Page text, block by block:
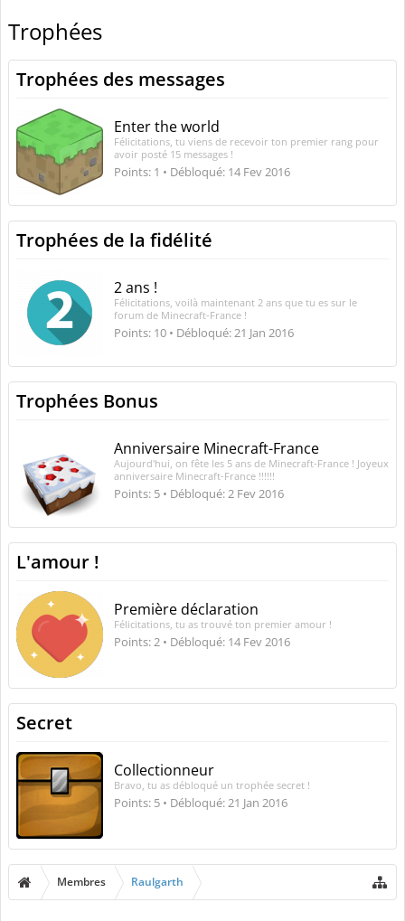
Trophées
Trophées des messages
Enter the world
Félicitations, tu viens de recevoir ton premier rang pour
avoir posté 15 messages !
Points: 1 Débloqué: 14 Fev 2016
Trophées de la fidélité
2 ans !
Félicitations, voilà maintenant 2 ans que tu es sur le
forum de Minecraft-France !
Points: 10 Débloqué:21 Jan 2016
Trophées Bonus
Anniversaire Minecraft-France
Aujourd'hui, on fête les 5 ans de Minecraft-France ! Joyeux
anniversaire Minecraft-France !!!!!!
Points: 5 Débloqué:2 Fev 2016
L'amour !
Première déclaration
Félicitations, tu as trouvé ton premier amour !
Points: 2 Débloqué: 14 Fev 2016
Secret
Collectionneur
Bravo, tu as débloqué un trophée secret !
Points: 5 Débloqué:21 Jan 2016
Membres Raulgarth